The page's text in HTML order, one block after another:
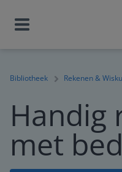
Bibliotheek Rekenen &
Handig
met